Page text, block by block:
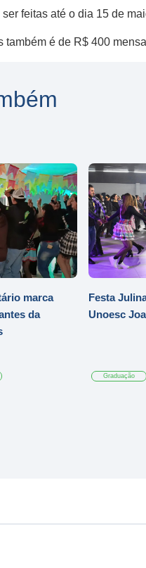
feitas até o dia 15 de
também é de R$ 400
marca
da
Festa
Unoesc
Graduação